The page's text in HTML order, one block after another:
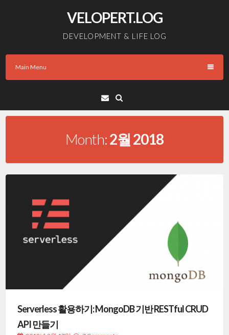
VELOPERT.LOG
DEVELOPMENT & LIFE LOG
Main Menu
Email
Month:2월 2018
Serverless 활용하기: MongoDB 기반 RESTful CRUD
API 만들기